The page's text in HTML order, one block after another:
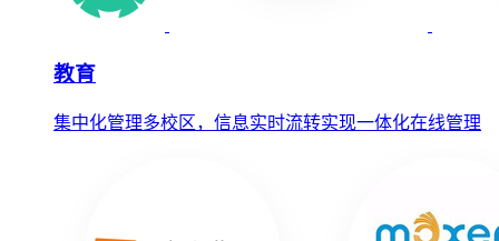
教育
集中化管理多校区，信息实时流转实现一体化在线管理